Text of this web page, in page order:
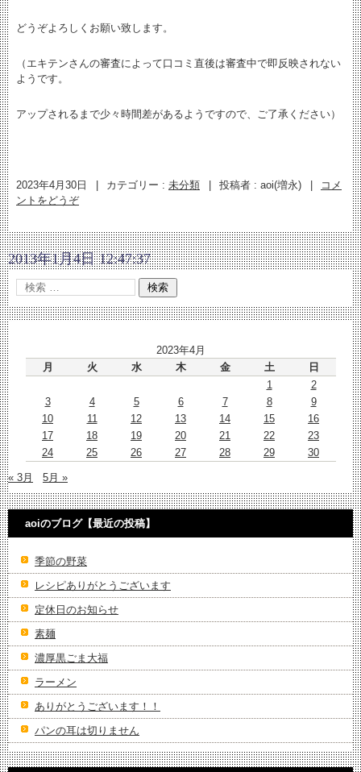
どうぞよろしくお願い致します。
（エキテンさんの審査によって口コミ直後は審査中で即反映されない
ようです。
アップされるまで少々時間差があるようですので、ご了承ください）
2023年4月30日 カテゴリー : 未分類 投稿者 : aoi(増永)
コメ
ントをどうぞ
2013年1月4日 12:47:37
2023年4月
月
火 水 木 金 土
日
1
2
3
4 5 6 7 8
9
10
11 12 13 14 15
16
17
18 19 20 21 22
23
24
25 26 27 28 29 30
« 3月 5月 »
aoiのブログ【最近の投稿】
季節の野菜
レシピありがとうございます
定休日のお知らせ
素麺
濃厚黒ごま大福
ラーメン
ありがとうございます！！
パンの耳は切りません